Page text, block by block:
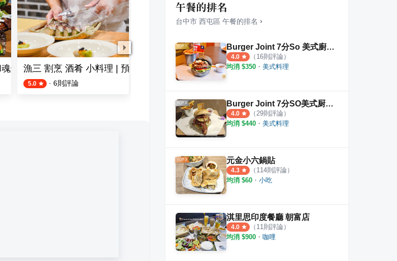
爐開賣 售完為止｜僅供現場排隊候位
燒肉丼 水湳經貿支店
漁三 割烹 酒肴 小料理 | 預約制
5.0 · 6則評論
寶達港式餐廳（水湳店） すき家台中中清
午餐的排名
台中市 西屯區 午餐的排名 ›
Burger Joint 7分So 美式廚房 東海店
4.0 （ 16則評論）
均消 $350 ・ 美式料理
Burger Joint 7分SO美式厨房-朝富店
4.0 （ 29則評論）
均消 $440 ・ 美式料理
元金小六鍋貼
4.3 （ 114則評論）
均消 $60 ・ 小吃
淇里思印度餐廳 朝富店
4.0 （ 11 則評論）
均消 $900 ・ 咖哩